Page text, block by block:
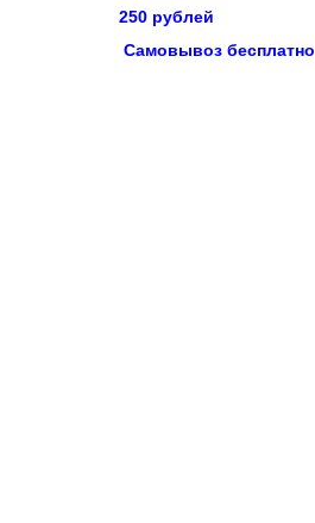
250 рублей
Самовывоз бесплатно